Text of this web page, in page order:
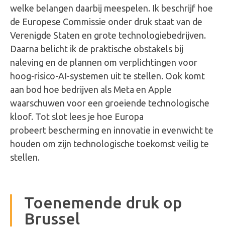
welke belangen daarbij meespelen. Ik beschrijf hoe
de Europese Commissie onder druk staat van de
Verenigde Staten en grote technologiebedrijven.
Daarna belicht ik de praktische obstakels bij
naleving en de plannen om verplichtingen voor
hoog-risico-AI-systemen uit te stellen. Ook komt
aan bod hoe bedrijven als Meta en Apple
waarschuwen voor een groeiende technologische
kloof. Tot slot lees je hoe Europa
probeert bescherming en innovatie in evenwicht te
houden om zijn technologische toekomst veilig te
stellen.
Toenemende druk op
Brussel